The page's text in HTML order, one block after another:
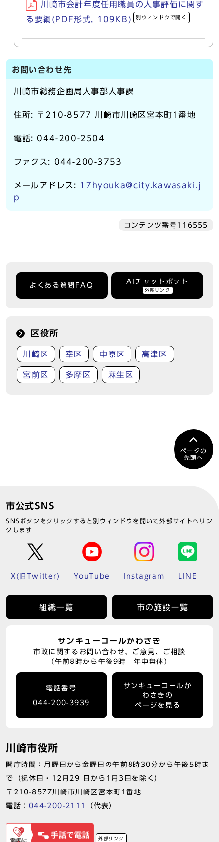
川崎市会計年度任用職員の人事評価に関す
る要綱(PDF形式, 109KB)
別ウィンドウで開く
お問い合わせ先
川崎市総務企画局人事部人事課
住所: 〒210-8577 川崎市川崎区宮本町1番地
電話: 044-200-2504
ファクス: 044-200-3753
メールアドレス: 17hyouka@city.kawasaki.j
p
コンテンツ番号116555
よくある質問FAQ
AIチャットボット
外部リンク
区役所
川崎区 幸区 中原区 高津区
宮前区 多摩区 麻生区
ページの
先頭へ
市公式SNS
SNSボタンをクリックすると別ウィンドウを開いて外部サイトへリン
クします
X(旧Twitter) YouTube Instagram LINE
組織一覧 市の施設一覧
サンキューコールかわさき
市政に関するお問い合わせ、ご意見、ご相談
（午前8時から午後9時 年中無休）
電話番号
044-200-3939
サンキューコールか
わさきの
ページを見る
川崎市役所
開庁時間：月曜日から金曜日の午前8時30分から午後5時ま
で（祝休日・12月29 日から1月3日を除く）
〒210-8577川崎市川崎区宮本町1番地
電話： 044-200-2111 （代表）
外部リンク